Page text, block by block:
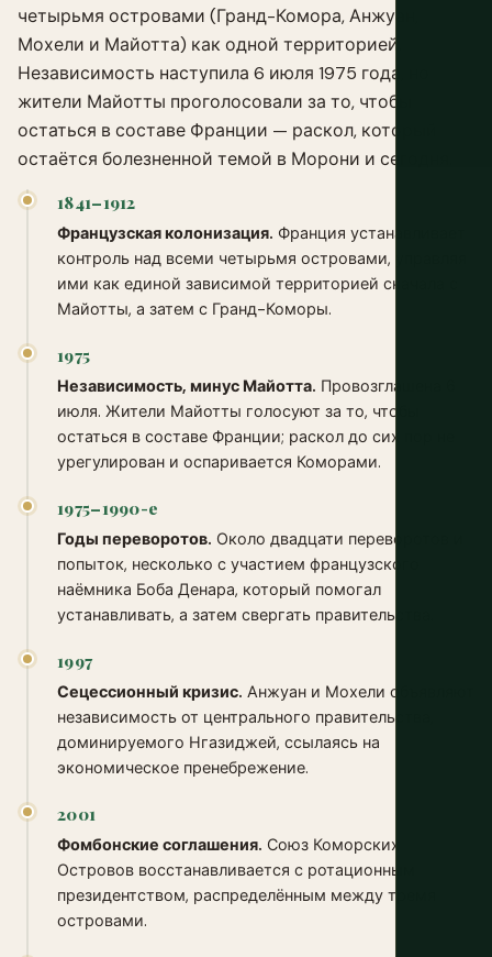
четырьмя островами (Гранд-Комора, Анжуан,
Мохели и Майотта) как одной территорией.
Независимость наступила 6 июля 1975 года, но
жители Майотты проголосовали за то, чтобы
остаться в составе Франции — раскол, который
остаётся болезненной темой в Морони и сегодня.
1841–1912
Французская колонизация. Франция устанавливает
контроль над всеми четырьмя островами, управляя
ими как единой зависимой территорией сначала с
Майотты, а затем с Гранд-Коморы.
1975
Независимость, минус Майотта. Провозглашена 6
июля. Жители Майотты голосуют за то, чтобы
остаться в составе Франции; раскол до сих пор не
урегулирован и оспаривается Коморами.
1975–1990-е
Годы переворотов. Около двадцати переворотов и
попыток, несколько с участием французского
наёмника Боба Денара, который помогал
устанавливать, а затем свергать правительства.
1997
Сецессионный кризис. Анжуан и Мохели объявляют
независимость от центрального правительства,
доминируемого Нгазиджей, ссылаясь на
экономическое пренебрежение.
2001
Фомбонские соглашения. Союз Коморских
Островов восстанавливается с ротационным
президентством, распределённым между тремя
островами.